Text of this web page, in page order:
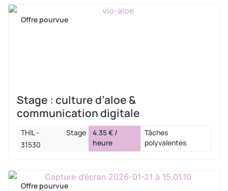
Offre pourvue
Stage : culture d’aloe &
communication digitale
THIL -
31530
Stage
4.35 € /
heure
Tâches
polyvalentes
Offre pourvue